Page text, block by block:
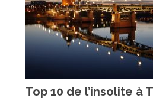
Top 10 de l’insolite à